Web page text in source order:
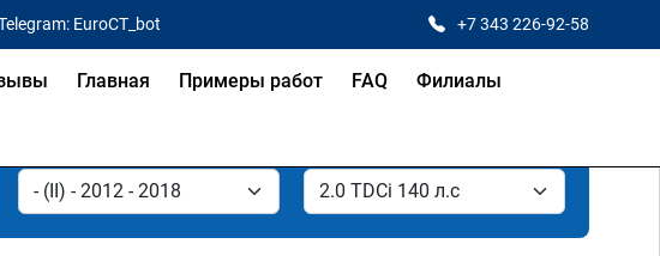
EuroCT_bot +7 343 226-92-58
Главная Примеры работ FAQ Филиалы